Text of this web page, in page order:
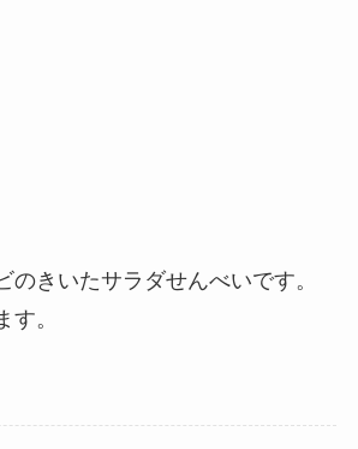
のきいたサラダせんべいです。
す。